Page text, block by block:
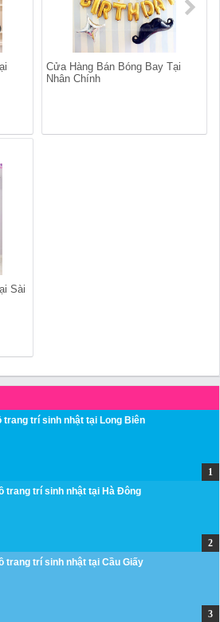
Cửa Hàng Bán Bóng Bay Tại
Nhân Chính
Sài
trang trí sinh nhật tại Long Biên
trang trí sinh nhật tại Hà Đông
trang trí sinh nhật tại Cầu Giấy